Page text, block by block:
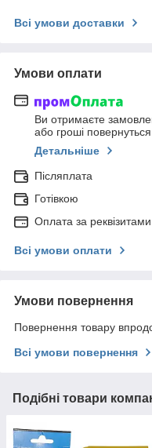
Всі умови доставки
Умови оплати
Ви отримаєте
або гроші
Детальніше
Післяплата
Готівкою
Оплата за реквізитами
Всі умови оплати
Умови повернення
Повернення товару
Всі умови повернення
Подібні товари